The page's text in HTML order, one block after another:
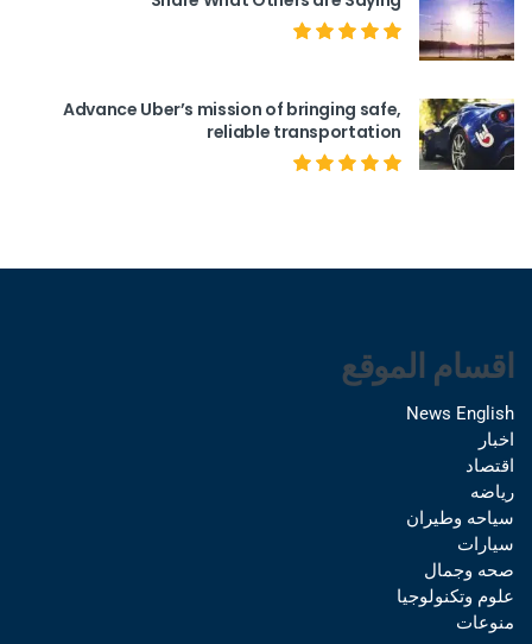
Advance Uber’s mission of bringing safe,
reliable transportation
اقسام الموقع
News English
اخبار
اقتصاد
رياضه
سياحه وطيران
سيارات
صحه وجمال
علوم وتكنولوجيا
منوعات